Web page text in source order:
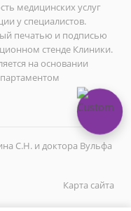
медицинских услуг
у специалистов.
печатью и подписью
стенде Клиники.
на основании
С.Н. и доктора Вульфа
Карта сайта